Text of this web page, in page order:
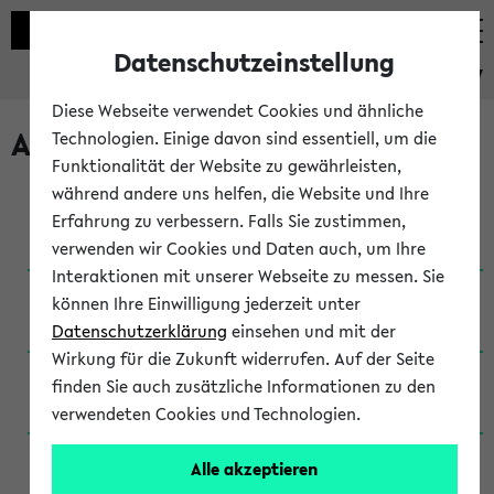
eKVV
Archivierte Studiengänge
Anglistik: British and American Studies / B.A.
(Einschreibung bis WiSe 16/17)
Anglistik: British and American Studies / B.A.
(Einschreibung bis SoSe 2015)
Anglistik: British and American Studies / B.A.
(Einschreibung bis SoSe 2013)
Anglistik: British and American Studies / Ba
(Einschreibung bis SoSe 2011)
Datenschutzeinstellung
Diese Webseite verwendet Cookies und ähnliche
Technologien. Einige davon sind essentiell, um die
Funktionalität der Website zu gewährleisten,
während andere uns helfen, die Website und Ihre
Erfahrung zu verbessern. Falls Sie zustimmen,
verwenden wir Cookies und Daten auch, um Ihre
Interaktionen mit unserer Webseite zu messen. Sie
können Ihre Einwilligung jederzeit unter
Datenschutzerklärung einsehen und mit der
Wirkung für die Zukunft widerrufen. Auf der Seite
finden Sie auch zusätzliche Informationen zu den
verwendeten Cookies und Technologien.
Alle akzeptieren